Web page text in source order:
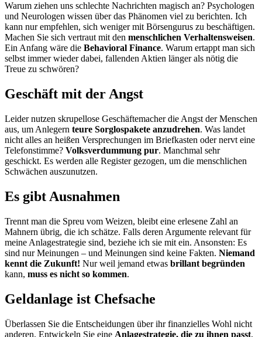
Warum ziehen uns schlechte Nachrichten magisch an? Psychologen
und Neurologen wissen über das Phänomen viel zu berichten. Ich
kann nur empfehlen, sich weniger mit Börsengurus zu beschäftigen.
Machen Sie sich vertraut mit den menschlichen Verhaltensweisen.
Ein Anfang wäre die Behavioral Finance. Warum ertappt man sich
selbst immer wieder dabei, fallenden Aktien länger als nötig die
Treue zu schwören?
Geschäft mit der Angst
Leider nutzen skrupellose Geschäftemacher die Angst der Menschen
aus, um Anlegern teure Sorglospakete anzudrehen. Was landet
nicht alles an heißen Versprechungen im Briefkasten oder nervt eine
Telefonstimme? Volksverdummung pur. Manchmal sehr
geschickt. Es werden alle Register gezogen, um die menschlichen
Schwächen auszunutzen.
Es gibt Ausnahmen
Trennt man die Spreu vom Weizen, bleibt eine erlesene Zahl an
Mahnern übrig, die ich schätze. Falls deren Argumente relevant für
meine Anlagestrategie sind, beziehe ich sie mit ein. Ansonsten: Es
sind nur Meinungen – und Meinungen sind keine Fakten. Niemand
kennt die Zukunft! Nur weil jemand etwas brillant begründen
kann, muss es nicht so kommen.
Geldanlage ist Chefsache
Überlassen Sie die Entscheidungen über ihr finanzielles Wohl nicht
anderen. Entwickeln Sie eine Anlagestrategie, die zu ihnen passt.